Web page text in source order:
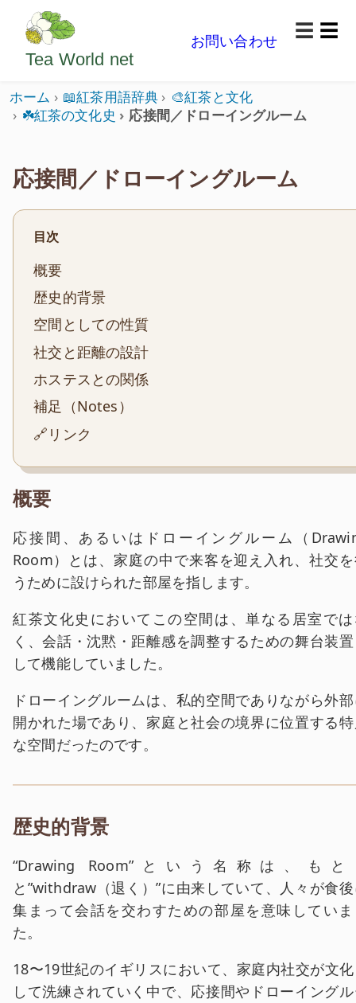
ようこそいらっしゃいました。どうぞごゆっくり楽
Tea World net
お問い合わせ
☰
ホーム 📖紅茶用語辞典
🎨紅茶と文化
☘️紅茶の文化史
応接間／ドローイングルーム
応接間／ドローイングルーム
目次
概要
歴史的背景
空間としての性質
社交と距離の設計
ホステスとの関係
補足（Notes）
🔗リンク
概要
応接間、あるいはドローイングルーム（
Room）とは、家庭の中で来客を迎え入れ、社交
うために設けられた部屋を指します。
紅茶文化史においてこの空間は、単なる居室で
く、会話・沈黙・距離感を調整するための舞台装
して機能していました。
ドローイングルームは、私的空間でありながら外
開かれた場であり、家庭と社会の境界に位置する
な空間だったのです。
歴史的背景
“Drawing Room”という名称は、もと
と”withdraw（退く）”に由来していて、人々が食
集まって会話を交わすための部屋を意味してい
た。
18〜19世紀のイギリスにおいて、家庭内社交が文
して洗練されていく中で、応接間やドローイング